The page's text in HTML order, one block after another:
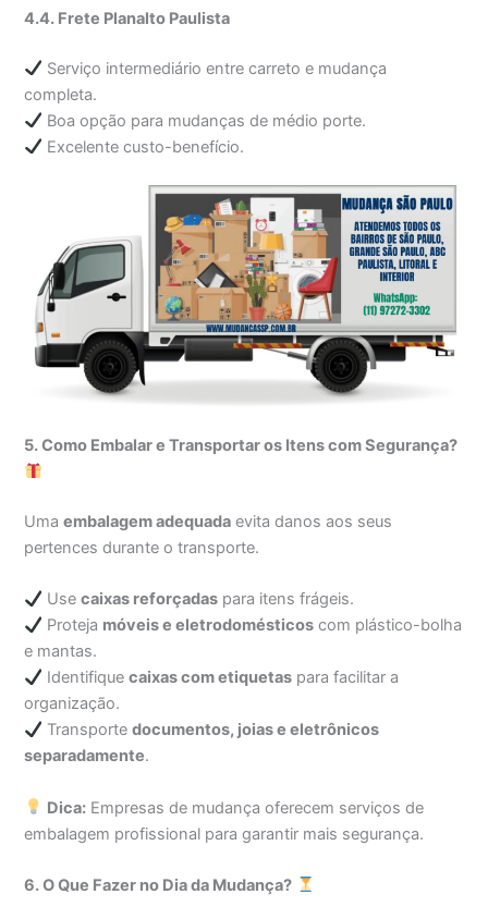
4.4. Frete Planalto Paulista
Serviço intermediário entre carreto e mudança
completa.
Boa opção para mudanças de médio porte.
Excelente custo-benefício.
5. Como Embalar e Transportar os Itens com Segurança?
Umaembalagem adequada evita danos aos seus
pertences durante o transporte.
Usecaixas reforçadas para itens frágeis.
Proteja móveis e eletrodomésticos com plástico-bolha
e mantas.
Identifiquecaixas com etiquetas para facilitar a
organização.
Transportedocumentos, joias e eletrônicos
separadamente.
Dica: Empresas de mudança oferecem serviços de
embalagem profissional para garantir mais segurança.
6. O Que Fazer no Dia da Mudança?